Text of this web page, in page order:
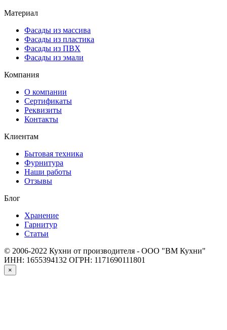
Материал
Фасады из массива
Фасады из пластика
Фасады из ПВХ
Фасады из эмали
Компания
О компании
Сертификаты
Реквизиты
Контакты
Клиентам
Бытовая техника
Фурнитура
Наши работы
Отзывы
Блог
Хранение
Гарнитур
Статьи
© 2006-2022 Кухни от производителя - ООО "ВМ Кухни"
ИНН: 1655394132 ОГРН: 1171690111801
×